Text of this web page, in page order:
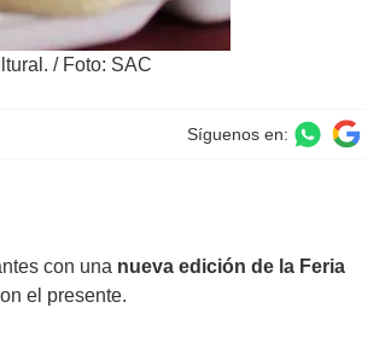
/ Foto: SAC
Síguenos en:
con una nueva edición de la Feria
el presente.